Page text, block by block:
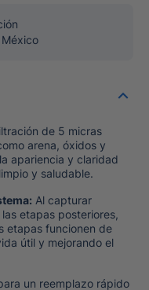
de 5 micras
arena, óxidos y
apariencia y claridad
y saludable.
Al capturar
etapas posteriores,
etapas funcionen de
útil y mejorando el
un reemplazo rápido